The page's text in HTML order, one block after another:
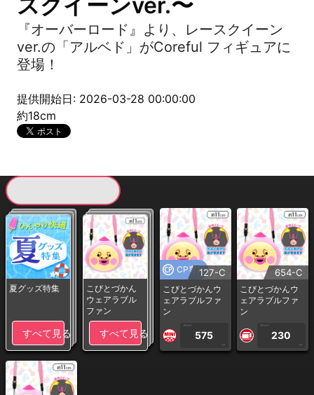
『オーバーロード』より、レースクイーン
ver.の「アルベド」がCoreful フィギュアに
登場！
提供開始日: 2026-03-28 00:00:00
約18cm
夏グッズ特集
すべて見る
こびとづかん
ウェアラブル
ファン
すべて見る
CP専用127-C
こびとづかんウ
ェアラブルファ
ン
1PLAY
575
CP
654-C
こびとづかんウ
ェアラブルファ
ン
1PLAY
230
CP